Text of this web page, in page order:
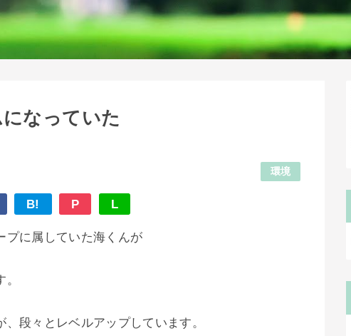
なっていた
環境
B! P L
プに属していた海くんが
段々とレベルアップしています。